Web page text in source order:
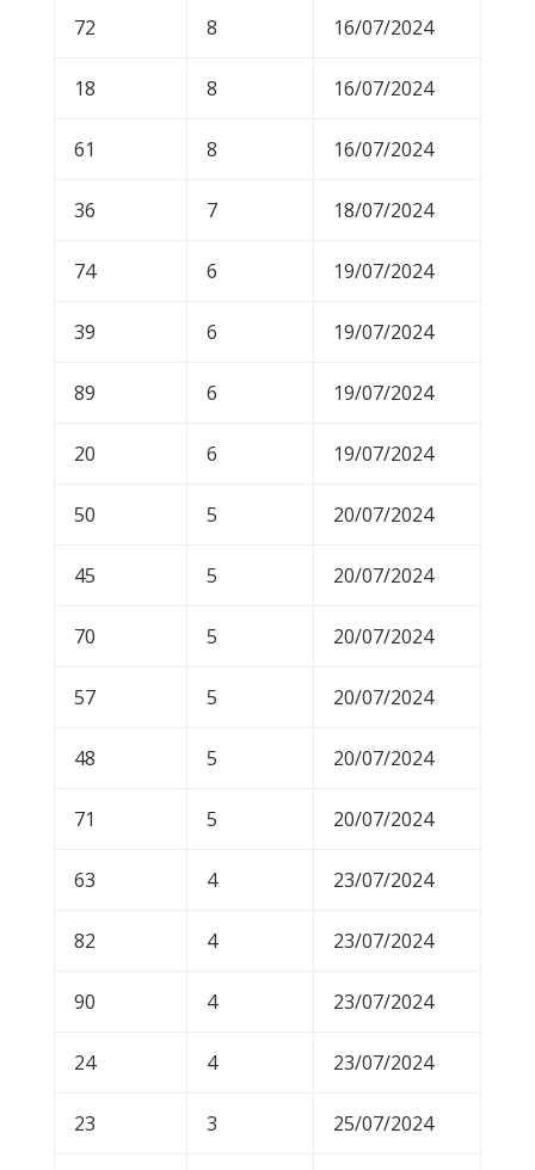
72 8 16/07/2024
18 8 16/07/2024
61 8 16/07/2024
36 7 18/07/2024
74 6 19/07/2024
39 6 19/07/2024
89 6 19/07/2024
20 6 19/07/2024
50 5 20/07/2024
45 5 20/07/2024
70 5 20/07/2024
57 5 20/07/2024
48 5 20/07/2024
71 5 20/07/2024
63 4 23/07/2024
82 4 23/07/2024
90 4 23/07/2024
24 4 23/07/2024
23 3 25/07/2024